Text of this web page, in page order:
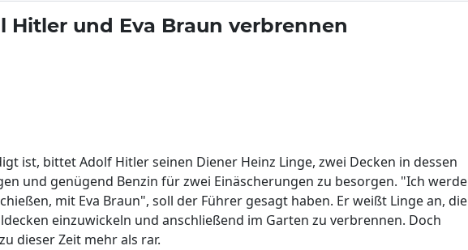
Hitler und Eva Braun verbrennen
ist, bittet Adolf Hitler seinen Diener Heinz Linge, zwei Decken in dessen
und genügend Benzin für zwei Einäscherungen zu besorgen. "Ich werde
mit Eva Braun", soll der Führer gesagt haben. Er weißt Linge an, die
einzuwickeln und anschließend im Garten zu verbrennen. Doch
zu dieser Zeit mehr als rar.